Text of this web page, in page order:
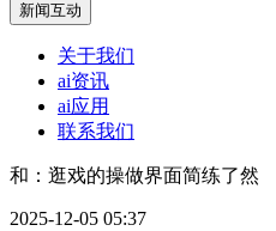
新闻互动
关于我们
ai资讯
ai应用
联系我们
和：逛戏的操做界面简练了然
2025-12-05 05:37